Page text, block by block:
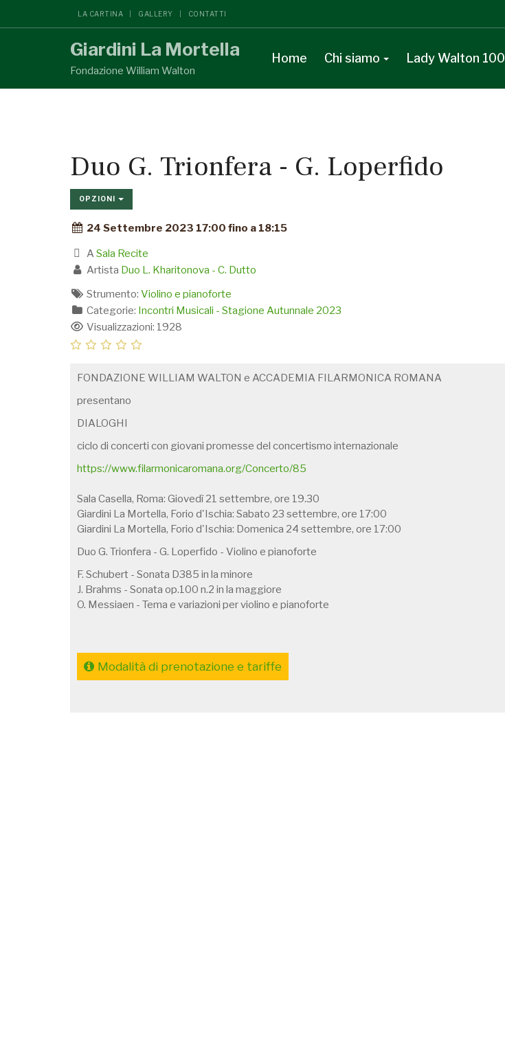
LA CARTINA GALLERY CONTATTI
Giardini La Mortella
Fondazione William Walton
Home Chi siamo Lady Walton 100
Duo G. Trionfera - G. Loperfido
OPZIONI
24 Settembre 2023 17:00 fino a 18:15
A Sala Recite
Artista Duo L. Kharitonova - C. Dutto
Strumento: Violino e pianoforte
Categorie: Incontri Musicali - Stagione Autunnale 2023
Visualizzazioni: 1928
FONDAZIONE WILLIAM WALTON e ACCADEMIA FILARMONICA ROMANA
presentano
DIALOGHI
ciclo di concerti con giovani promesse del concertismo internazionale
https://www.filarmonicaromana.org/Concerto/85
Sala Casella, Roma: Giovedì 21 settembre, ore 19.30
Giardini La Mortella, Forio d'Ischia: Sabato 23 settembre, ore 17:00
Giardini La Mortella, Forio d'Ischia: Domenica 24 settembre, ore 17:00
Duo G. Trionfera - G. Loperfido - Violino e pianoforte
F. Schubert - Sonata D385 in la minore
J. Brahms - Sonata op.100 n.2 in la maggiore
O. Messiaen - Tema e variazioni per violino e pianoforte
Modalità di prenotazione e tariffe